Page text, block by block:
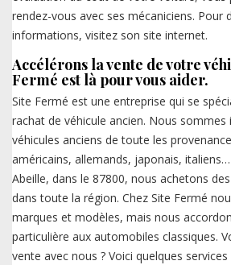
rendez-vous avec ses mécaniciens. Pour
informations, visitez son site internet.
Accélérons la vente de votre
Fermé est là pour vous aider.
Site Fermé est une entreprise qui se
rachat de véhicule ancien. Nous sommes
véhicules anciens de toute les
américains, allemands, japonais,
Abeille, dans le 87800, nous achetons
dans toute la région. Chez Site Fermé
marques et modèles, mais nous
particulière aux automobiles classiques.
vente avec nous ? Voici quelques